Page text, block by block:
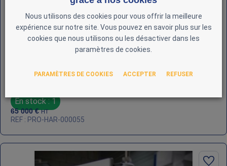
En stock : 1
65 000€ HT
REF : PRO-HAR-000055
Nous utilisons des cookies pour vous offrir la meilleure
expérience sur notre site. Vous pouvez en savoir plus sur les
cookies que nous utilisons ou les désactiver dans les
paramètres de cookies.
PARAMÈTRES DE COOKIES ACCEPTER REFUSER